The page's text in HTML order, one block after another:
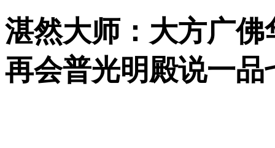
湛然大师：大方广
再会普光明殿说一品